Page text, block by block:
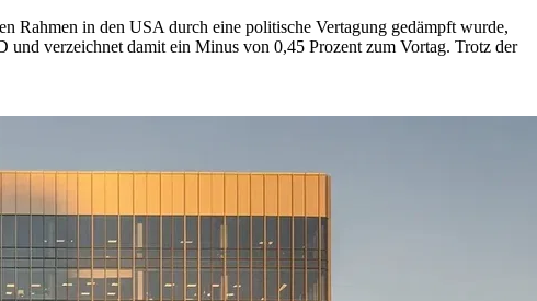
Rahmen in den USA durch eine politische Vertagung gedämpft wurde,
verzeichnet damit ein Minus von 0,45 Prozent zum Vortag. Trotz der